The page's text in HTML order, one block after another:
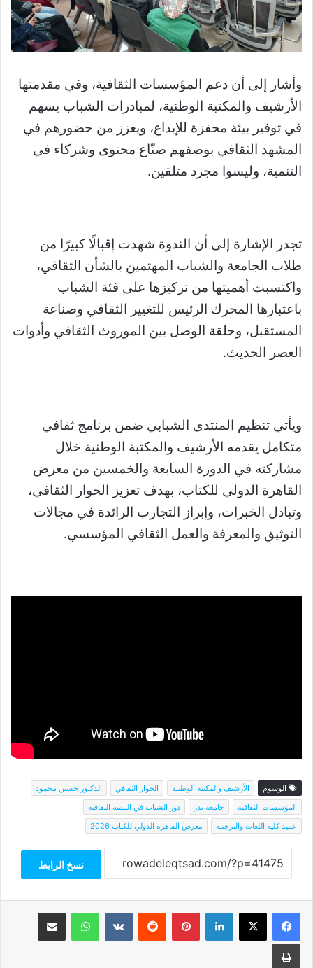
وأشار إلى أن دعم المؤسسات الثقافية، وفي مقدمتها
الأرشيف والمكتبة الوطنية، لمبادرات الشباب يسهم
في توفير بيئة محفزة للإبداع، ويعزز من حضورهم في
المشهد الثقافي بوصفهم صنّاع محتوى وشركاء في
التنمية، وليسوا مجرد متلقين.
تجدر الإشارة إلى أن الندوة شهدت إقبالًا كبيرًا من
طلاب الجامعة والشباب المهتمين بالشأن الثقافي،
واكتسبت أهميتها من تركيزها على فئة الشباب
باعتبارها المحرك الرئيس للتغيير الثقافي وصناعة
المستقبل، وحلقة الوصل بين الموروث الثقافي وأدوات
العصر الحديث.
ويأتي تنظيم المنتدى الشبابي ضمن برنامج ثقافي
متكامل يقدمه الأرشيف والمكتبة الوطنية خلال
مشاركته في الدورة السابعة والخمسين من معرض
القاهرة الدولي للكتاب، بهدف تعزيز الحوار الثقافي،
وتبادل الخبرات، وإبراز التجارب الرائدة في مجالات
التوثيق والمعرفة والعمل الثقافي المؤسسي.
الوسوم الأرشيف والمكتبة الوطنية الحوار الثقافي
الدكتور حسين محمود
المؤسسات الثقافية
جامعة بدر
دور الشباب في التنمية الثقافية
عميد كلية اللغات والترجمة
معرض القاهرة الدولي للكتاب 2026
نسخ الرابط
فيسبوك‫X لينكدإن بينتيريست واتساب مشاركة عبر البريد
طباعة